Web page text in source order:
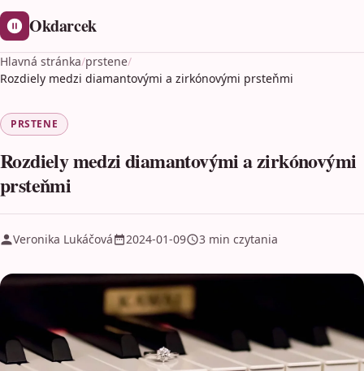
Okdarcek
Hlavná stránka/prstene/
Rozdiely medzi diamantovými a zirkónovými prsteňmi
PRSTENE
Rozdiely medzi diamantovými a zirkónovými
prsteňmi
Veronika Lukáčová 2024-01-09 3 min czytania